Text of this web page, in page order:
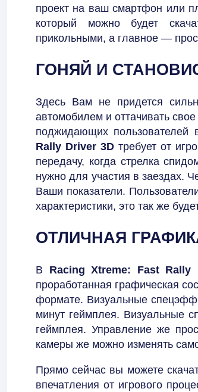
проект на ваш смартфон или
который можно будет
прикольными, а главное —
ГОНЯЙ И
Здесь Вам не придется
автомобилем и оттачивать
поджидающих пользователей
Rally Driver 3Dтребует от
передачу, когда стрелка
нужно для участия в заездах.
Ваши показатели.
характеристики, это так же
ОТЛИЧНАЯ
В Racing Xtreme: Fast Rally
проработанная графическая
формате. Визуальные
минут геймплея. Визуальные
геймплея. Управление же
камеры же можно изменять
Прямо сейчас вы можете
впечатления от игрового